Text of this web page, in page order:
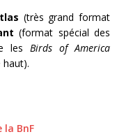
(très grand format
(format spécial des
les Birds of America
haut).
la BnF